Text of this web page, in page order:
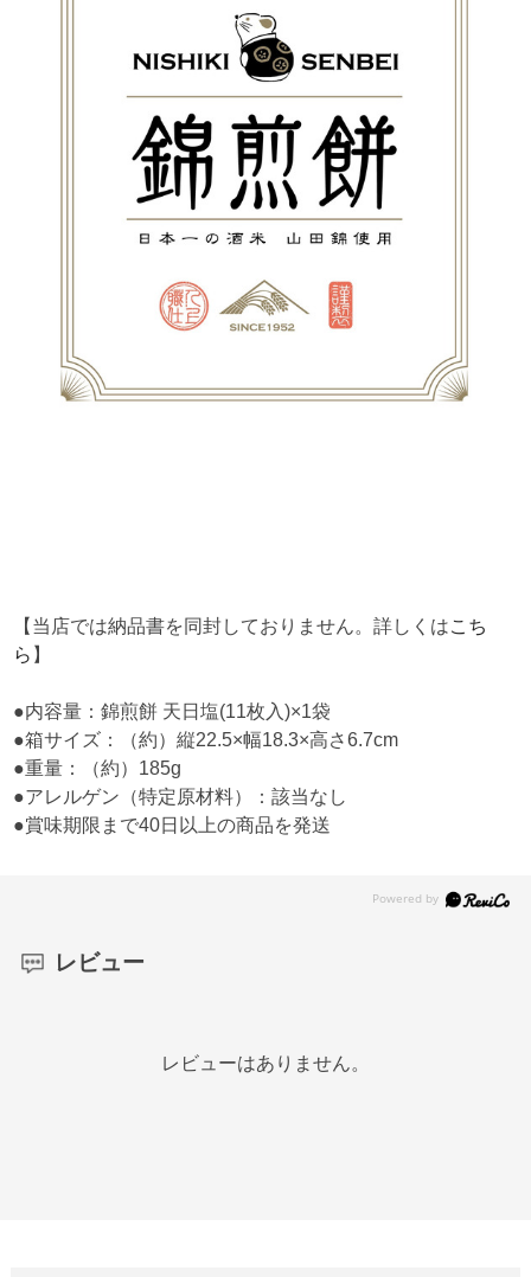
【当店では納品書を同封しておりません。詳しくはこち
ら 】
●内容量：錦煎餅 天日塩(11枚入)×1袋
●箱サイズ：（約）縦22.5×幅18.3×高さ6.7cm
●重量：（約）185g
●アレルゲン（特定原材料）：該当なし
●賞味期限まで40日以上の商品を発送
レビュー
レビューはありません。